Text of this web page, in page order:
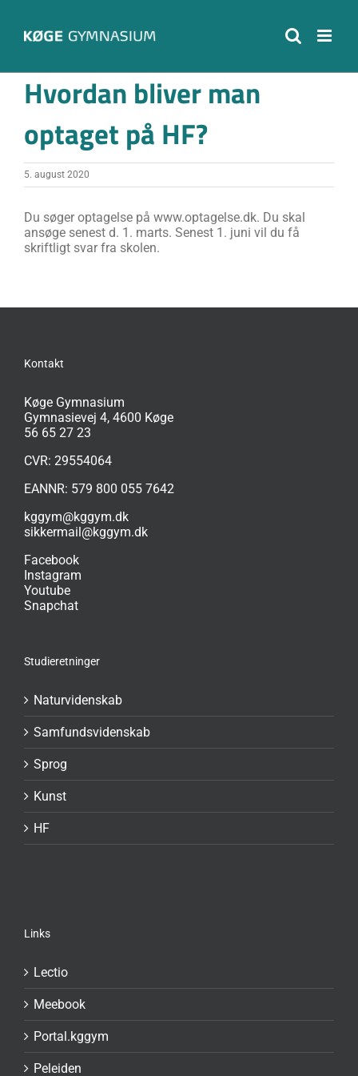
content
Hvordan bliver man
optaget på HF?
5. august 2020
Du søger optagelse på www.optagelse.dk. Du skal
ansøge senest d. 1. marts. Senest 1. juni vil du få
skriftligt svar fra skolen.
Kontakt
Køge Gymnasium
Gymnasievej 4, 4600 Køge
56 65 27 23
CVR: 29554064
EANNR: 579 800 055 7642
kggym@kggym.dk
sikkermail@kggym.dk
Facebook
Instagram
Youtube
Snapchat
Studieretninger
Naturvidenskab
Samfundsvidenskab
Sprog
Kunst
HF
Links
Lectio
Meebook
Portal.kggym
Peleiden